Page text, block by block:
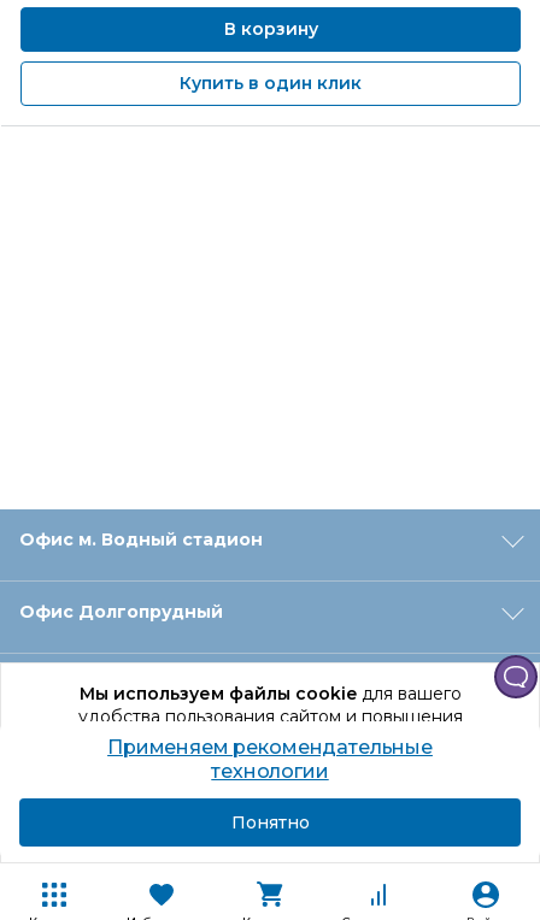
Мы используем файлы cookieдля вашего
удобства пользования сайтом и повышения
качества рекомендаций.
Продолжая использование сайта, вы даете
согласие на обработку персональных данных
В корзину
Купить в один клик
Офис м. Водный стадион
Офис Долгопрудный
Офис Санкт‑Петербург
Оформление заказа
Покупателям
Применяем рекомендательные
технологии
Понятно